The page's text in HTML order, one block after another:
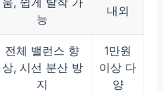
능
내외
전체 밸런스 향
상, 시선 분산 방
지
1만원
이상 다
양